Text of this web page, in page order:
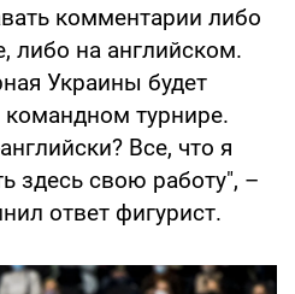
комментарии либо
либо на английском.
Украины будет
командном турнире.
Все, что я
здесь свою работу", –
ответ фигурист.